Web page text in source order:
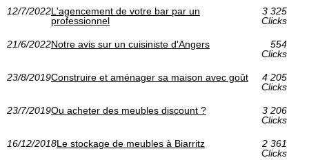
12/7/2022L'agencement de votre bar par un
professionnel
3 325
Clicks
21/6/2022Notre avis sur un cuisiniste d'Angers
554
Clicks
23/8/2019Construire et aménager sa maison avec goût
4 205
Clicks
23/7/2019Ou acheter des meubles discount ?
3 206
Clicks
16/12/2018Le stockage de meubles à Biarritz
2 361
Clicks